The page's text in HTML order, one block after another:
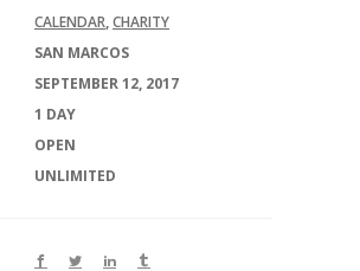
CALENDAR,CHARITY
SAN MARCOS
SEPTEMBER 12, 2017
1 DAY
OPEN
UNLIMITED